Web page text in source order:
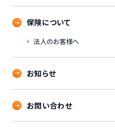
保険について
法人のお客様へ
お知らせ
お問い合わせ